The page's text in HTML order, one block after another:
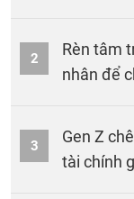
2
Rèn tâm
nhân để
3
Gen Z
tài chính